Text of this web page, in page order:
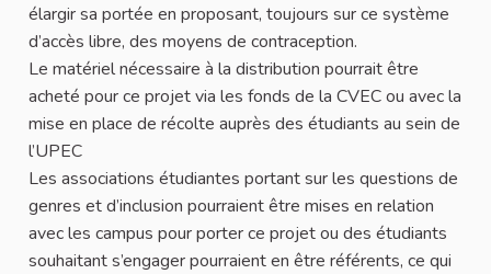
élargir sa portée en proposant, toujours sur ce système
d’accès libre, des moyens de contraception.
Le matériel nécessaire à la distribution pourrait être
acheté pour ce projet via les fonds de la CVEC ou avec la
mise en place de récolte auprès des étudiants au sein de
l’UPEC
Les associations étudiantes portant sur les questions de
genres et d’inclusion pourraient être mises en relation
avec les campus pour porter ce projet ou des étudiants
souhaitant s’engager pourraient en être référents, ce qui